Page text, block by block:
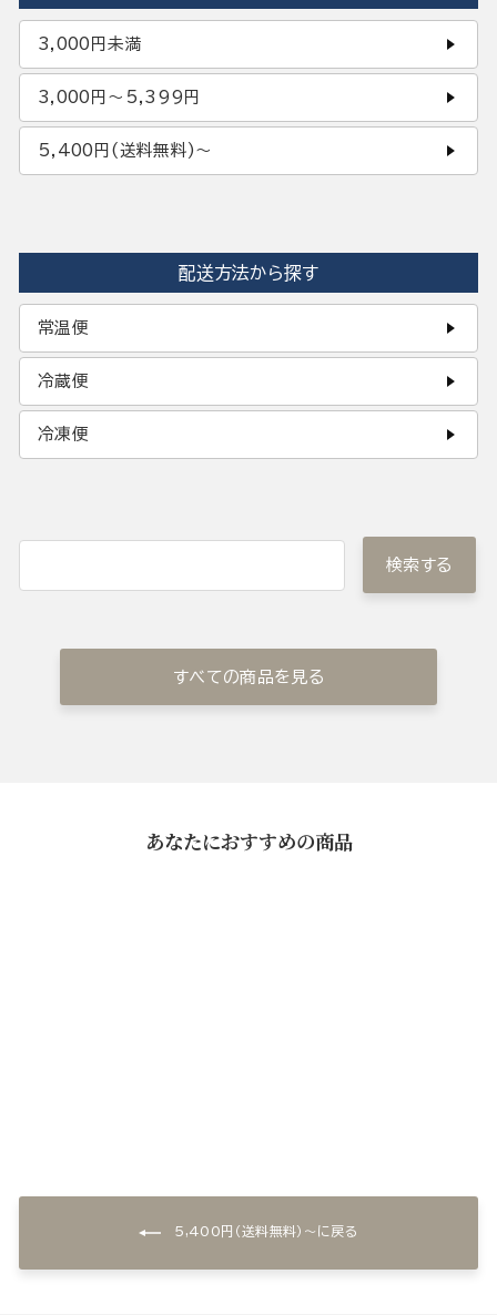
3,000円未満
3,000円〜5,399円
5,400円(送料無料)〜
配送方法から探す
常温便
冷蔵便
冷凍便
検索する
すべての商品を見る
あなたにおすすめの商品
5,400円（送料無料）〜に戻る